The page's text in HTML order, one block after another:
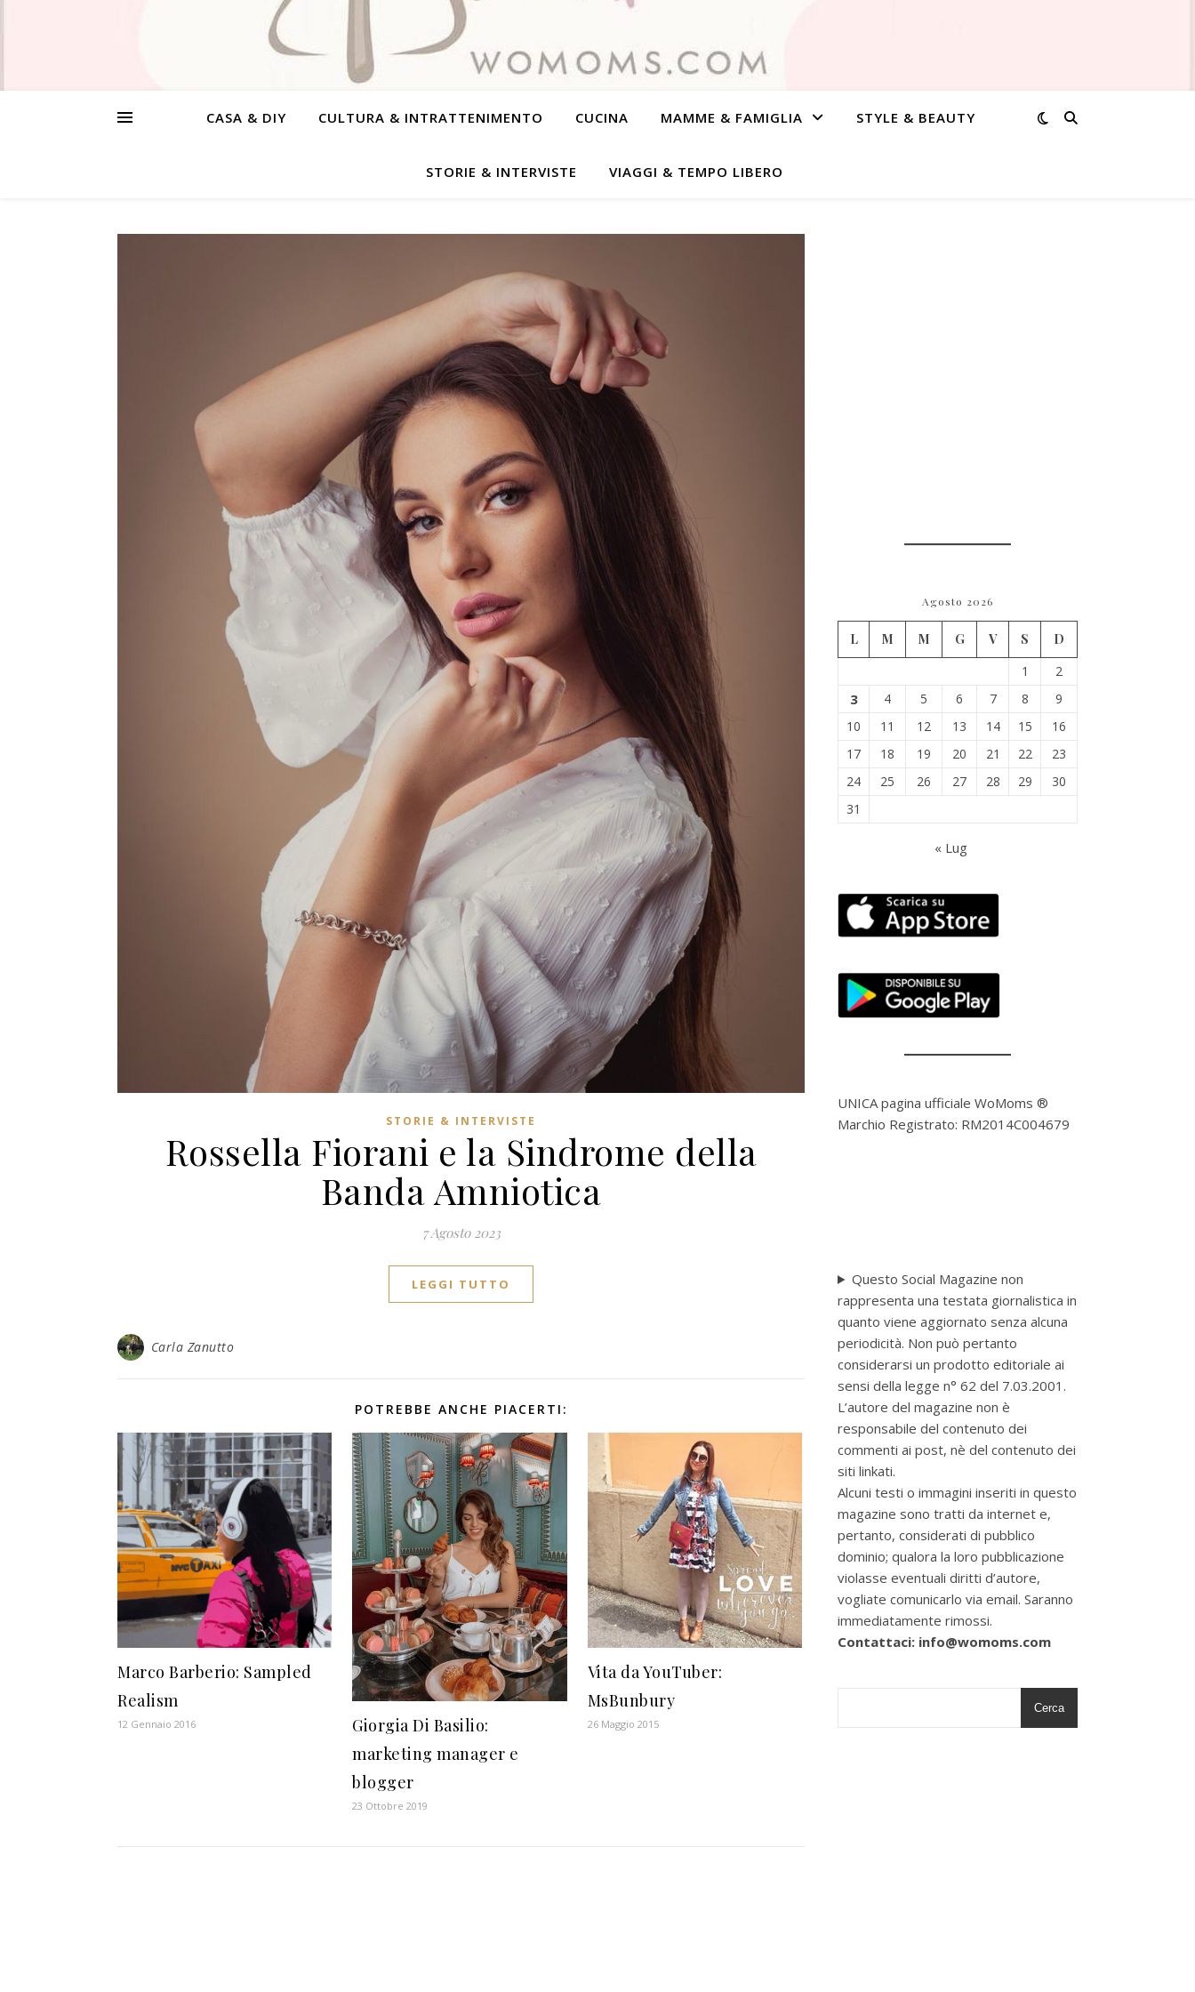
CASA & DIY CULTURA & INTRATTENIMENTO CUCINA MAMME & FAMIGLIA STYLE & BEAUTY
STORIE & INTERVISTE VIAGGI & TEMPO LIBERO
STORIE & INTERVISTE
Rossella Fiorani e la Sindrome della
Banda Amniotica
7 Agosto 2023
LEGGI TUTTO
Carla Zanutto
POTREBBE ANCHE PIACERTI:
Marco Barberio: Sampled
Realism
12 Gennaio 2016
Giorgia Di Basilio:
marketing manager e
blogger
23 Ottobre 2019
Vita da YouTuber:
MsBunbury
26 Maggio 2015
Agosto 2026
L M M G V S
D
1
2
3 4 5 6 7 8
9
10
11 12 13 14 15
16
17
18 19 20 21 22
23
24
25 26 27 28 29
30
31
« Lug
UNICA pagina ufficiale WoMoms ®
Marchio Registrato: RM2014C004679
Questo Social Magazine non
rappresenta una testata giornalistica in
quanto viene aggiornato senza alcuna
periodicità. Non può pertanto
considerarsi un prodotto editoriale ai
sensi della legge n° 62 del 7.03.2001.
L’autore del magazine non è
responsabile del contenuto dei
commenti ai post, nè del contenuto dei
siti linkati.
Alcuni testi o immagini inseriti in questo
magazine sono tratti da internet e,
pertanto, considerati di pubblico
dominio; qualora la loro pubblicazione
violasse eventuali diritti d’autore,
vogliate comunicarlo via email. Saranno
immediatamente rimossi.
Contattaci: info@womoms.com
Cerca